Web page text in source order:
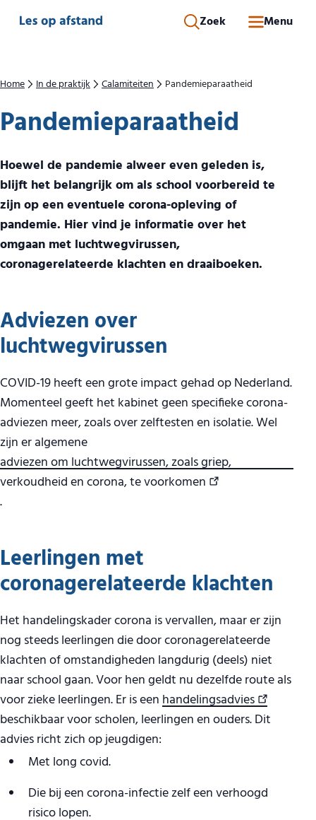
Direct naar inhoud
Zoek Menu
Home In de praktijk Calamiteiten Pandemieparaatheid
Pandemieparaatheid
Hoewel de pandemie alweer even geleden is,
blijft het belangrijk om als school voorbereid te
zijn op een eventuele corona-opleving of
pandemie. Hier vind je informatie over het
omgaan met luchtwegvirussen,
coronagerelateerde klachten en draaiboeken.
Adviezen over
luchtwegvirussen
COVID-19 heeft een grote impact gehad op Nederland.
Momenteel geeft het kabinet geen specifieke corona-
adviezen meer, zoals over zelftesten en isolatie. Wel
zijn er algemene
adviezen om luchtwegvirussen, zoals griep,
verkoudheid en corona, te voorkomen
.
Leerlingen met
coronagerelateerde klachten
Het handelingskader corona is vervallen, maar er zijn
nog steeds leerlingen die door coronagerelateerde
klachten of omstandigheden langdurig (deels) niet
naar school gaan. Voor hen geldt nu dezelfde route als
voor zieke leerlingen. Er is eenhandelingsadvies
beschikbaar voor scholen, leerlingen en ouders. Dit
advies richt zich op jeugdigen:
Met long covid.
Die bij een corona-infectie zelf een verhoogd
risico lopen.